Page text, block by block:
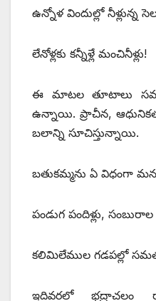
ఉన్నోళ విందుల్లో నీళ్లున్న
లేనోళ్లకు కన్నీళ్లే మంచినీళ్లు!
ఈ మాటల తూటాలు సమాజ
ఉన్నాయి. ప్రాచీన,
బలాన్ని సూచిస్తున్నాయి.
బతుకమ్మను ఏ విధంగా
పండుగ పందిళ్లు, సంబురాల
కలిమిలేముల గడపల్లో
ఇదివరలో భద్రాచలం